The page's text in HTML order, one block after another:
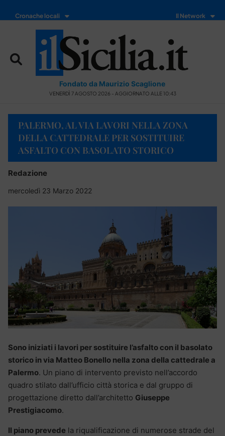
Cronache locali Il Network
Fondato da Maurizio Scaglione
VENERDÌ 7 AGOSTO 2026 - AGGIORNATO ALLE 10:43
PALERMO, AL VIA LAVORI NELLA ZONA
DELLA CATTEDRALE PER SOSTITUIRE
ASFALTO CON BASOLATO STORICO
Redazione
mercoledì 23 Marzo 2022
Sono iniziati i lavori per sostituire l’asfalto con il basolato
storico in via Matteo Bonello nella zona della cattedrale a
Palermo. Un piano di intervento previsto nell’accordo
quadro stilato dall’ufficio città storica e dal gruppo di
progettazione diretto dall’architetto Giuseppe
Prestigiacomo.
Il piano prevede la riqualificazione di numerose strade del